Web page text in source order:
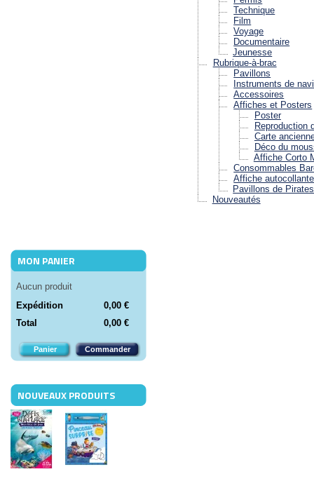
Technique
Film
Voyage
Documentaire
Jeunesse
Rubrique-à-brac
Pavillons
Instruments de
Accessoires
Affiches et Posters
Poster
Reproduction
Carte
Déco du
Affiche Corto
Consommables
Affiche autocollante
Pavillons de Pirates
Nouveautés
MON PANIER
Aucun produit
Expédition
0,00 €
Total
0,00 €
Panier Commander
NOUVEAUX PRODUITS